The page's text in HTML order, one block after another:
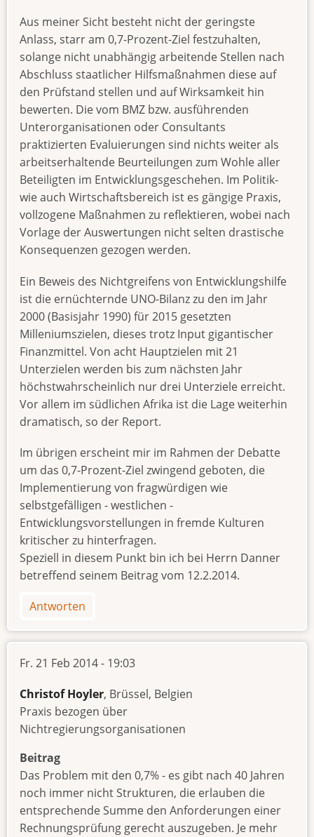
Aus meiner Sicht besteht nicht der geringste
Anlass, starr am 0,7-Prozent-Ziel festzuhalten,
solange nicht unabhängig arbeitende Stellen nach
Abschluss staatlicher Hilfsmaßnahmen diese auf
den Prüfstand stellen und auf Wirksamkeit hin
bewerten. Die vom BMZ bzw. ausführenden
Unterorganisationen oder Consultants
praktizierten Evaluierungen sind nichts weiter als
arbeitserhaltende Beurteilungen zum Wohle aller
Beteiligten im Entwicklungsgeschehen. Im Politik-
wie auch Wirtschaftsbereich ist es gängige Praxis,
vollzogene Maßnahmen zu reflektieren, wobei nach
Vorlage der Auswertungen nicht selten drastische
Konsequenzen gezogen werden.
Ein Beweis des Nichtgreifens von Entwicklungshilfe
ist die ernüchternde UNO-Bilanz zu den im Jahr
2000 (Basisjahr 1990) für 2015 gesetzten
Milleniumszielen, dieses trotz Input gigantischer
Finanzmittel. Von acht Hauptzielen mit 21
Unterzielen werden bis zum nächsten Jahr
höchstwahrscheinlich nur drei Unterziele erreicht.
Vor allem im südlichen Afrika ist die Lage weiterhin
dramatisch, so der Report.
Im übrigen erscheint mir im Rahmen der Debatte
um das 0,7-Prozent-Ziel zwingend geboten, die
Implementierung von fragwürdigen wie
selbstgefälligen - westlichen -
Entwicklungsvorstellungen in fremde Kulturen
kritischer zu hinterfragen.
Speziell in diesem Punkt bin ich bei Herrn Danner
betreffend seinem Beitrag vom 12.2.2014.
Antworten
Fr. 21 Feb 2014 - 19:03
Christof Hoyler, Brüssel, Belgien
Praxis bezogen über
Nichtregierungsorganisationen
Beitrag
Das Problem mit den 0,7% - es gibt nach 40 Jahren
noch immer nicht Strukturen, die erlauben die
entsprechende Summe den Anforderungen einer
Rechnungsprüfung gerecht auszugeben. Je mehr